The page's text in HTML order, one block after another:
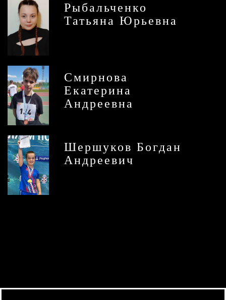
Рыбальченко
Татьяна Юрьевна
Смирнова
Екатерина
Андреевна
Шершуков Богдан
Андреевич